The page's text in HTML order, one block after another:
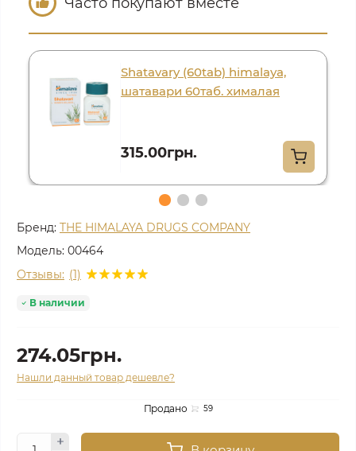
Shatavary (60tab) himalaya,
шатавари 60таб. хималая
315.00грн.
Бренд: THE HIMALAYA DRUGS COMPANY
Модель: 00464
Отзывы: (1)
В наличии
274.05грн.
Нашли данный товар дешевле?
Продано 59